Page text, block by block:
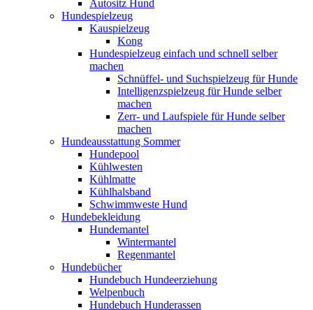
Autositz Hund
Hundespielzeug
Kauspielzeug
Kong
Hundespielzeug einfach und schnell selber
machen
Schnüffel- und Suchspielzeug für Hunde
Intelligenzspielzeug für Hunde selber
machen
Zerr- und Laufspiele für Hunde selber
machen
Hundeausstattung Sommer
Hundepool
Kühlwesten
Kühlmatte
Kühlhalsband
Schwimmweste Hund
Hundebekleidung
Hundemantel
Wintermantel
Regenmantel
Hundebücher
Hundebuch Hundeerziehung
Welpenbuch
Hundebuch Hunderassen